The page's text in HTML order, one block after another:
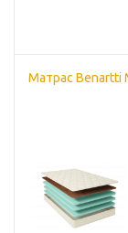
Матрас Benartti